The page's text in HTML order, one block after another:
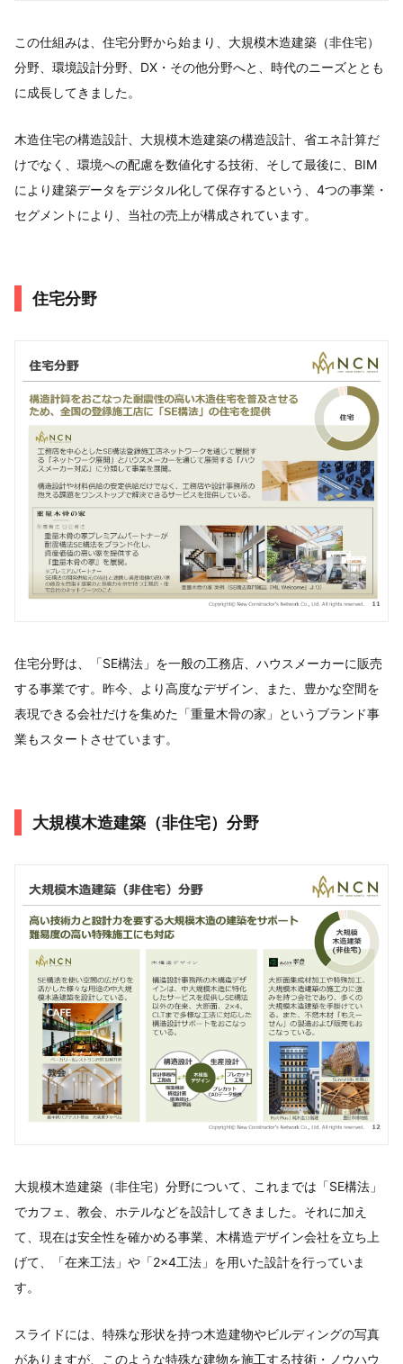
この仕組みは、住宅分野から始まり、大規模木造建築（非住宅）
分野、環境設計分野、DX・その他分野へと、時代のニーズととも
に成長してきました。
木造住宅の構造設計、大規模木造建築の構造設計、省エネ計算だ
けでなく、環境への配慮を数値化する技術、そして最後に、BIM
により建築データをデジタル化して保存するという、4つの事業・
セグメントにより、当社の売上が構成されています。
住宅分野
住宅分野は、「SE構法」を一般の工務店、ハウスメーカーに販売
する事業です。昨今、より高度なデザイン、また、豊かな空間を
表現できる会社だけを集めた「重量木骨の家」というブランド事
業もスタートさせています。
大規模木造建築（非住宅）分野
大規模木造建築（非住宅）分野について、これまでは「SE構法」
でカフェ、教会、ホテルなどを設計してきました。それに加え
て、現在は安全性を確かめる事業、木構造デザイン会社を立ち上
げて、「在来工法」や「2×4工法」を用いた設計を行っていま
す。
スライドには、特殊な形状を持つ木造建物やビルディングの写真
がありますが、このような特殊な建物を施工する技術・ノウハウ